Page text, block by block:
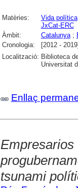
Matèries: Vida política
JxCat-ERC
Àmbit:
Catalunya;
Cronologia:
[2012 -
Localització: Biblioteca
Universitat
Enllaç
tsunami